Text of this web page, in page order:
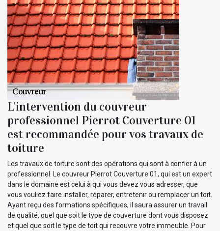
L’intervention du couvreur
professionnel Pierrot Couverture 01
est recommandée pour vos travaux de
toiture
Les travaux de toiture sont des opérations qui sont à confier à un
professionnel. Le couvreur Pierrot Couverture 01, qui est un expert
dans le domaine est celui à qui vous devez vous adresser, que
vous vouliez faire installer, réparer, entretenir ou remplacer un toit.
Ayant reçu des formations spécifiques, il saura assurer un travail
de qualité, quel que soit le type de couverture dont vous disposez
et quel que soit le type de toit qui recouvre votre immeuble. Pour